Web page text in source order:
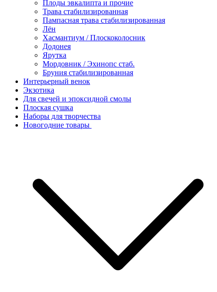
Плоды эвкалипта и прочие
Трава стабилизированная
Пампасная трава стабилизированная
Лён
Хасмантиум / Плоскоколосник
Додонея
Ярутка
Мордовник / Эхинопс стаб.
Бруния стабилизированная
Интерьерный венок
Экзотика
Для свечей и эпоксидной смолы
Плоская сушка
Наборы для творчества
Новогодние товары